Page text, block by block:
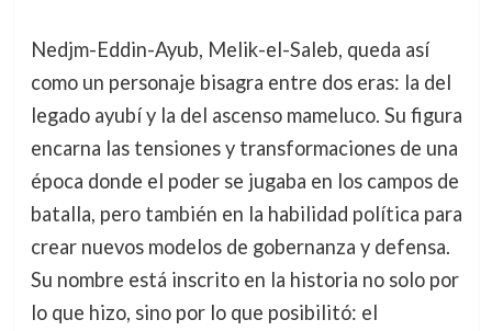
Nedjm-Eddin-Ayub, Melik-el-Saleb, queda así
como un personaje bisagra entre dos eras: la del
legado ayubí y la del ascenso mameluco. Su figura
encarna las tensiones y transformaciones de una
época donde el poder se jugaba en los campos de
batalla, pero también en la habilidad política para
crear nuevos modelos de gobernanza y defensa.
Su nombre está inscrito en la historia no solo por
lo que hizo, sino por lo que posibilitó: el